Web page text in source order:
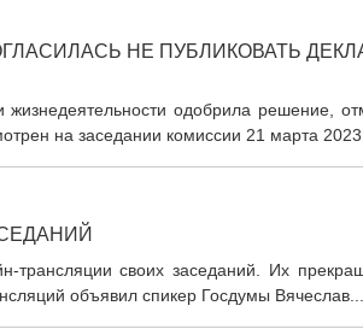
НЕ ПУБЛИКОВАТЬ
жизнедеятельности одобрила решение,
на заседании комиссии 21 марта
трансляции своих заседаний. Их
объявил спикер Госдумы Вячеслав...